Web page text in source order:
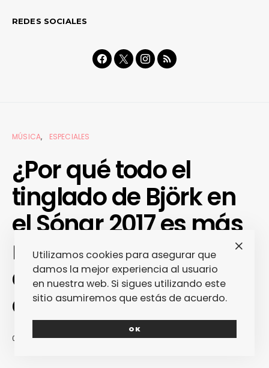
REDES SOCIALES
MÚSICA ESPECIALES
¿Por qué todo el
tinglado de Björk en
el Sónar 2017 es más
relevante que una
actuación de la diva
en cualquier festival?
09/05/2017 REDACCIÓN
Utilizamos cookies para asegurar que
damos la mejor experiencia al usuario
en nuestra web. Si sigues utilizando este
sitio asumiremos que estás de acuerdo.
OK